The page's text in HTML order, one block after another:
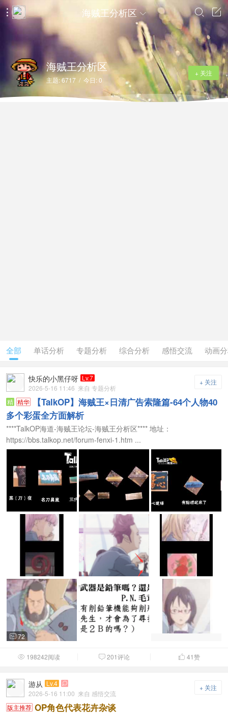
 海贼王分析区  

+ 关注
海贼王分析区
主题: 6717 / 今日: 0
全部 单话分析 专题分析 综合分析 感悟交流 动画
+ 关注
快乐的小黑仔呀 Lv.7
2026-5-16 11:46 来自 专题分析
精 精华
【TalkOP】海贼王×日清广告索隆篇-64个人物40
多个彩蛋全方面解析
****TalkOP海道-海贼王论坛-海贼王分析区**** 地址：
https://bbs.talkop.net/forum-fenxi-1.htm ...
 72
 198242阅读  201评论  41赞
+ 关注
游从 Lv.4 
2026-5-16 11:00 来自 感悟交流
版主推荐 OP角色代表花卉杂谈